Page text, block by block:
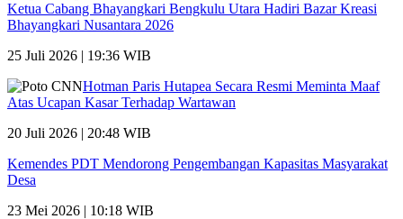
Ketua Cabang Bhayangkari Bengkulu Utara Hadiri Bazar Kreasi
Bhayangkari Nusantara 2026
25 Juli 2026 | 19:36 WIB
Hotman Paris Hutapea Secara Resmi Meminta Maaf
Atas Ucapan Kasar Terhadap Wartawan
20 Juli 2026 | 20:48 WIB
Kemendes PDT Mendorong Pengembangan Kapasitas Masyarakat
Desa
23 Mei 2026 | 10:18 WIB